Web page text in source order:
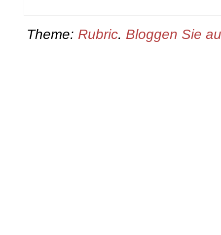
Theme: Rubric. Bloggen Sie